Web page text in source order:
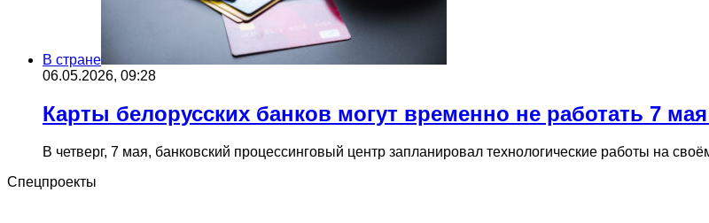
В стране
06.05.2026, 09:28
Карты белорусских банков могут временно не работать 7
В четверг, 7 мая, банковский процессинговый центр запланировал технологические работы на
Спецпроекты